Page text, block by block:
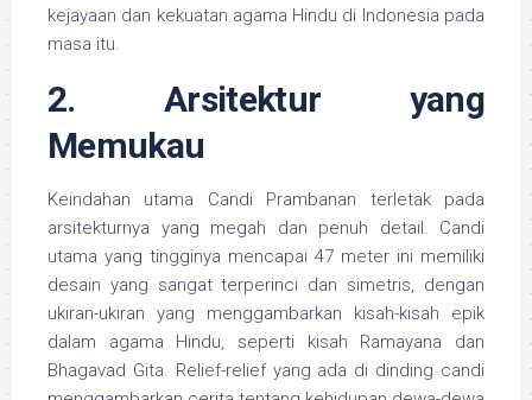
kejayaan dan kekuatan agama Hindu di Indonesia pada
masa itu.
2. Arsitektur yang
Memukau
Keindahan utama Candi Prambanan terletak pada
arsitekturnya yang megah dan penuh detail. Candi
utama yang tingginya mencapai 47 meter ini memiliki
desain yang sangat terperinci dan simetris, dengan
ukiran-ukiran yang menggambarkan kisah-kisah epik
dalam agama Hindu, seperti kisah Ramayana dan
Bhagavad Gita. Relief-relief yang ada di dinding candi